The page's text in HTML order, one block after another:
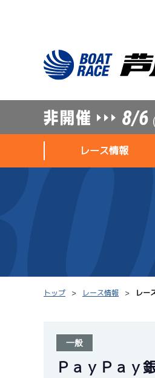
8/6
レース情報
シリーズインデッ
トップ レース情報 レー
一般
ＰａｙＰａｙ